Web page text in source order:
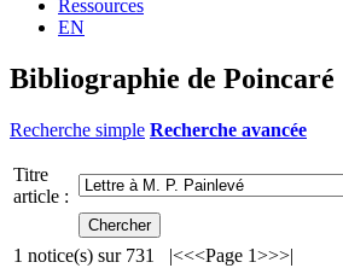
Ressources
EN
Bibliographie de Poincaré
Recherche simple Recherche avancée
Titre
article :
1 notice(s) sur 731 |<<<Page 1>>>|